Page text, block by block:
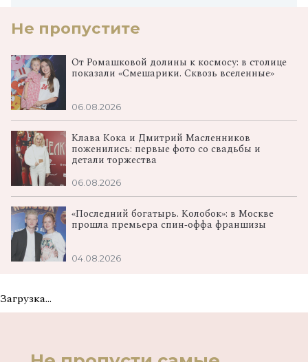
Не пропустите
От Ромашковой долины к космосу: в столице
показали «Смешарики. Сквозь вселенные»
06.08.2026
Клава Кока и Дмитрий Масленников
поженились: первые фото со свадьбы и
детали торжества
06.08.2026
«Последний богатырь. Колобок»: в Москве
прошла премьера спин‑оффа франшизы
04.08.2026
Загрузка...